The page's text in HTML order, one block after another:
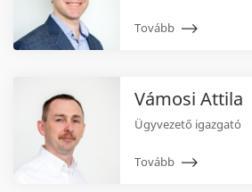
Tovább
Vámosi Attila
Ügyvezető igazgató
Tovább